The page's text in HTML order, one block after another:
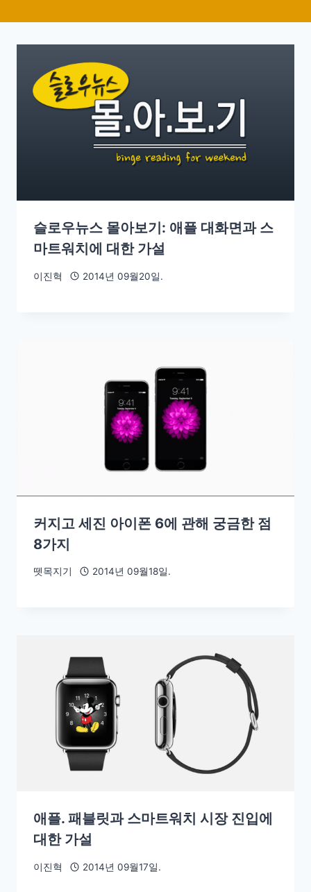
슬로우뉴스 몰아보기: 애플 대화면과 스
마트워치에 대한 가설
이진혁 2014년 09월20일.
커지고 세진 아이폰 6에 관해 궁금한 점
8가지
뗏목지기 2014년 09월18일.
애플. 패블릿과 스마트워치 시장 진입에
대한 가설
이진혁 2014년 09월17일.